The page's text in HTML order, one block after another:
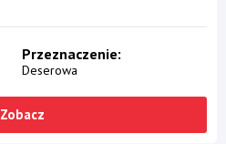
Przeznaczenie
Deserowa
Zobacz